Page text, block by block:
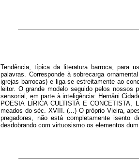
Tendência, típica da literatura barroca, para
palavras. Corresponde à sobrecarga
igrejas barrocas) e liga-se estreitamente ao
leitor. O grande modelo seguido pelos
sensorial, em parte à inteligência: Hernâni
POESIA LÍRICA CULTISTA E
meados do séc. XVIII. (...) O próprio Vieira,
pregadores, não está completamente isento
desdobrando com virtuosismo os elementos